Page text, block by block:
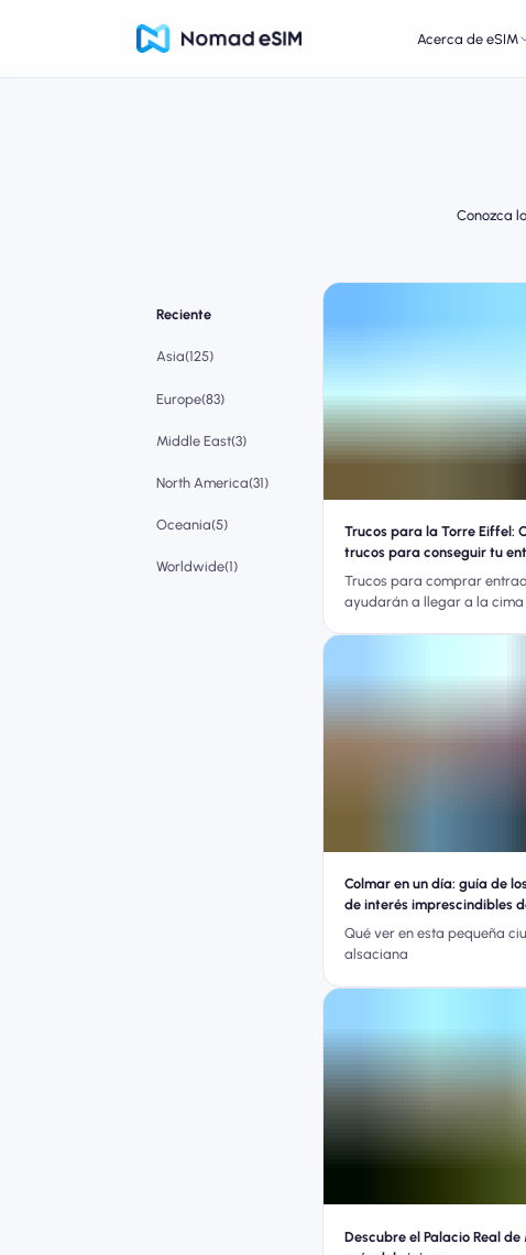
Acerca de eSIM
Conozca
Reciente
Asia(125)
Europe(83)
Middle East(3)
North America(31)
Oceania(5)
Worldwide(1)
Trucos para la Torre Eiffel:
trucos para conseguir tu
Trucos para comprar
ayudarán a llegar a la cima
Colmar en un día: guía de
de interés imprescindibles
ciudad
Qué ver en esta pequeña
alsaciana
Descubre el Palacio Real de